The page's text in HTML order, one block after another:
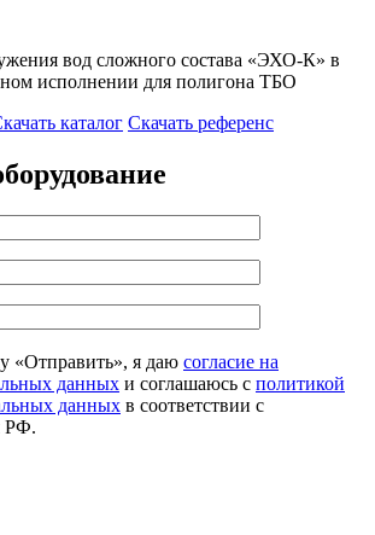
вод сложного состава «ЭХО-К» в
исполнении для полигона ТБО
каталог Скачать референс
«Отправить», я даю согласие на
данных и соглашаюсь с политикой
данных в соответствии с
РФ.